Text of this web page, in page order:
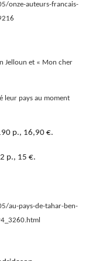
onze-auteurs-francais-
Jelloun et « Mon cher
leur pays au moment
p., 16,90 €.
p., 15 €.
au-pays-de-tahar-ben-